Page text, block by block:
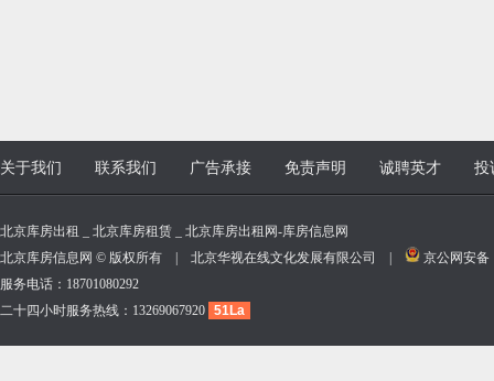
关于我们 联系我们 广告承接 免责声明 诚聘英才 投
北京库房出租 _ 北京库房租赁 _ 北京库房出租网-库房信息网
北京库房信息网 © 版权所有 | 北京华视在线文化发展有限公司 |
京公网安备
服务电话：18701080292
二十四小时服务热线：13269067920 51La